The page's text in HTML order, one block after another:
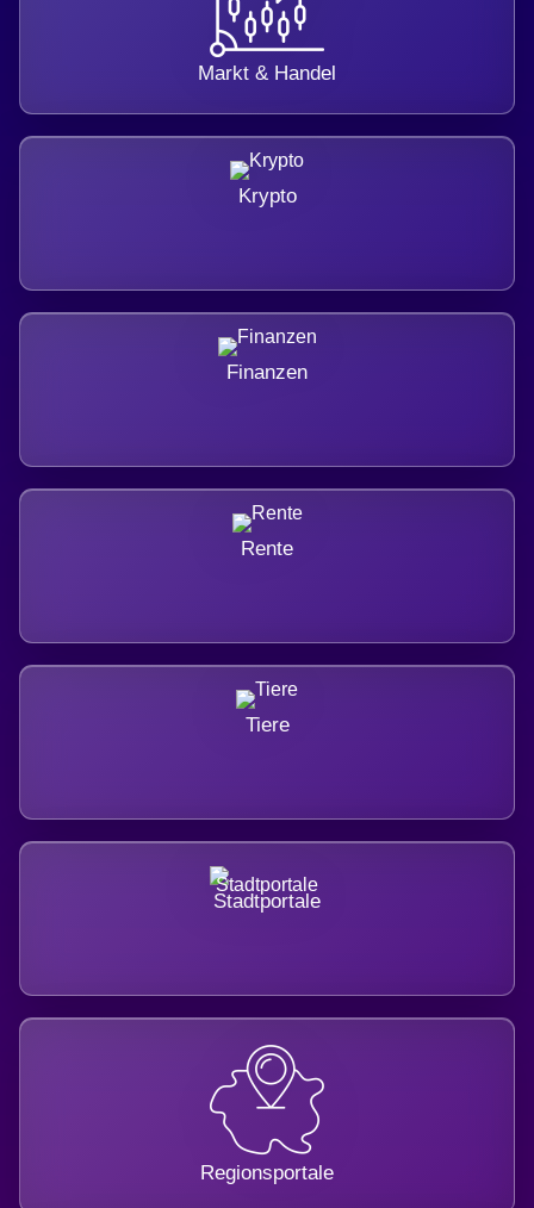
Markt & Handel
Krypto
Finanzen
Rente
Tiere
Stadtportale
Regionsportale